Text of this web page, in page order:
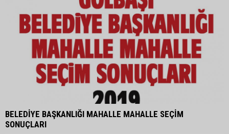
BELEDİYE BAŞKANLIĞI MAHALLE MAHALLE SEÇİM
SONUÇLARI